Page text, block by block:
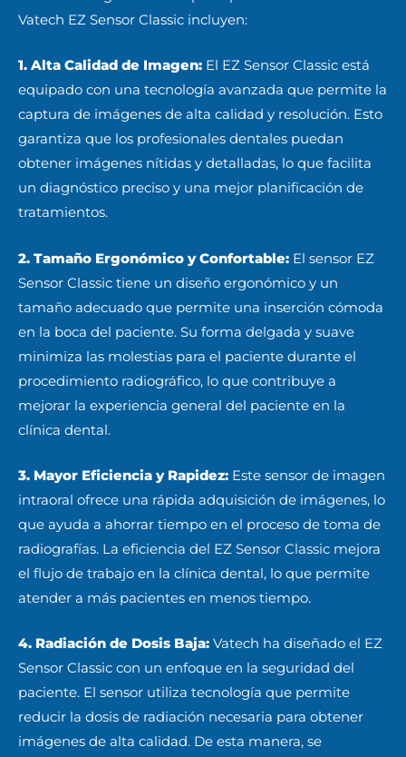
Vatech EZ Sensor Classic incluyen:
1. Alta Calidad de Imagen: El EZ Sensor Classic está
equipado con una tecnología avanzada que permite la
captura de imágenes de alta calidad y resolución. Esto
garantiza que los profesionales dentales puedan
obtener imágenes nítidas y detalladas, lo que facilita
un diagnóstico preciso y una mejor planificación de
tratamientos.
2. Tamaño Ergonómico y Confortable: El sensor EZ
Sensor Classic tiene un diseño ergonómico y un
tamaño adecuado que permite una inserción cómoda
en la boca del paciente. Su forma delgada y suave
minimiza las molestias para el paciente durante el
procedimiento radiográfico, lo que contribuye a
mejorar la experiencia general del paciente en la
clínica dental.
3. Mayor Eficiencia y Rapidez: Este sensor de imagen
intraoral ofrece una rápida adquisición de imágenes, lo
que ayuda a ahorrar tiempo en el proceso de toma de
radiografías. La eficiencia del EZ Sensor Classic mejora
el flujo de trabajo en la clínica dental, lo que permite
atender a más pacientes en menos tiempo.
4. Radiación de Dosis Baja: Vatech ha diseñado el EZ
Sensor Classic con un enfoque en la seguridad del
paciente. El sensor utiliza tecnología que permite
reducir la dosis de radiación necesaria para obtener
imágenes de alta calidad. De esta manera, se